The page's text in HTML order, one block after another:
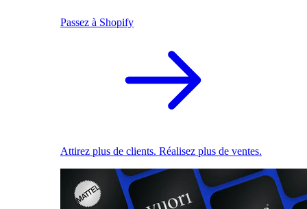
Passez à Shopify
Attirez plus de clients. Réalisez plus de ventes.